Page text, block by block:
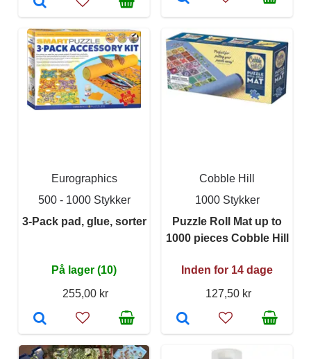
Eurographics
500 - 1000 Stykker
3-Pack pad, glue, sorter
På lager (10)
255,00 kr
Cobble Hill
1000 Stykker
Puzzle Roll Mat up to
1000 pieces Cobble Hill
Inden for 14 dage
127,50 kr